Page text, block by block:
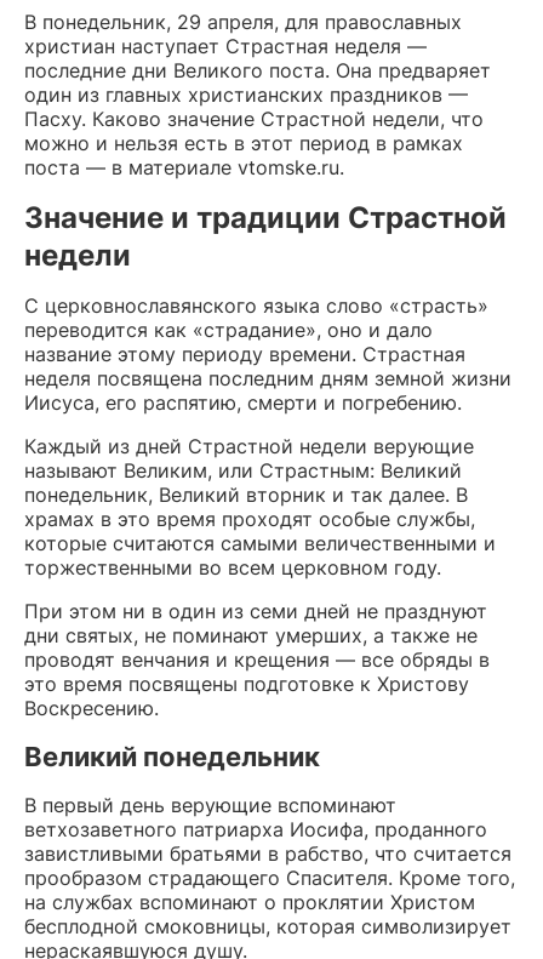
В понедельник, 29 апреля, для православных
христиан наступает Страстная неделя —
последние дни Великого поста. Она предваряет
один из главных христианских праздников —
Пасху. Каково значение Страстной недели, что
можно и нельзя есть в этот период в рамках
поста — в материале vtomske.ru.
Значение и традиции Страстной
недели
С церковнославянского языка слово «страсть»
переводится как «страдание», оно и дало
название этому периоду времени. Страстная
неделя посвящена последним дням земной жизни
Иисуса, его распятию, смерти и погребению.
Каждый из дней Страстной недели верующие
называют Великим, или Страстным: Великий
понедельник, Великий вторник и так далее. В
храмах в это время проходят особые службы,
которые считаются самыми величественными и
торжественными во всем церковном году.
При этом ни в один из семи дней не празднуют
дни святых, не поминают умерших, а также не
проводят венчания и крещения — все обряды в
это время посвящены подготовке к Христову
Воскресению.
Великий понедельник
В первый день верующие вспоминают
ветхозаветного патриарха Иосифа, проданного
завистливыми братьями в рабство, что считается
прообразом страдающего Спасителя. Кроме того,
на службах вспоминают о проклятии Христом
бесплодной смоковницы, которая символизирует
нераскаявшуюся душу.